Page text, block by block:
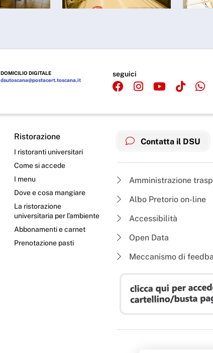
DOMICILIO DIGITALE
dsutoscana@postacert.toscana.it
seguici
Ristorazione
I ristoranti universitari
Come si accede
I menu
Dove e cosa mangiare
La ristorazione
universitaria per l’ambiente
Abbonamenti e carnet
Prenotazione pasti
Contatta il DSU
Amministrazione
Albo Pretorio on-line
Accessibilità
Open Data
Meccanismo di